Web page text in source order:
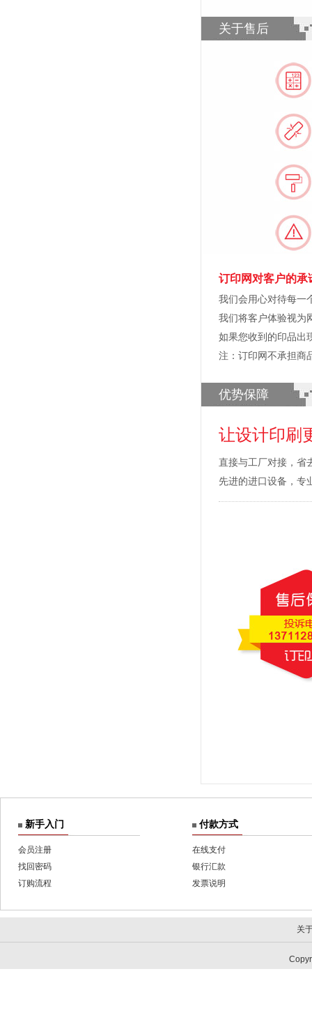
关于售后
订印网对客户的承
我们会用心对待每一
我们将客户体验视为
如果您收到的印品出
注：订印网不承担商
优势保障
让设计印刷
直接与工厂对接，省
先进的进口设备，专
新手入门
会员注册
找回密码
订购流程
付款方式
在线支付
银行汇款
发票说明
关